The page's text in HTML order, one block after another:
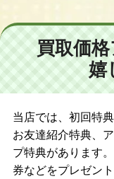
買取価
嬉
当店では、初回特
お友達紹介特典、
プ特典があります
券などをプレゼン